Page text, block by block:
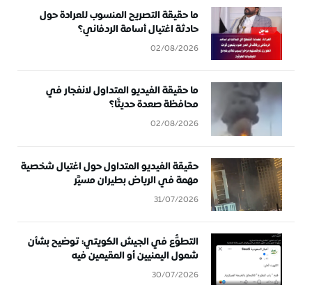
ما حقيقة التصريح المنسوب للعرادة حول
حادثة اغتيال أسامة الردفاني؟
02/08/2026
ما حقيقة الفيديو المتداول لانفجار في
محافظة صعدة حديثًا؟
02/08/2026
حقيقة الفيديو المتداول حول اغتيال شخصية
مهمة في الرياض بطيران مسيَّر
31/07/2026
التطوُّع في الجيش الكويتي: توضيح بشأن
شمول اليمنيين أو المقيمين فيه
30/07/2026